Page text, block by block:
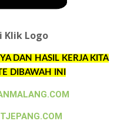
Klik Logo
DAN HASIL KERJA KITA
DIBAWAH INI